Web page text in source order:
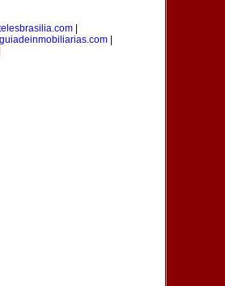
guiadeinmobiliarias.com|